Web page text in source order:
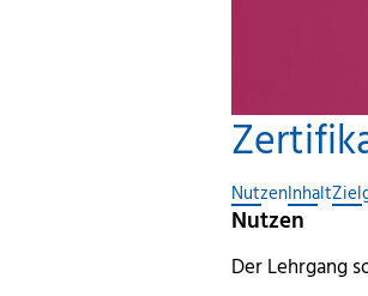
NutzenInhalt
Nutzen
Der Lehrgang